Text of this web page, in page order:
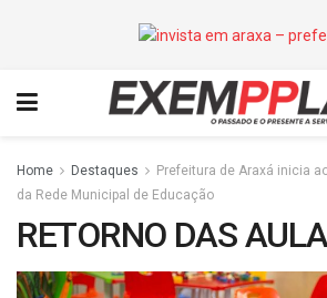
Home Destaques
Prefeitura de Araxá inicia
da Rede Municipal de Educação
RETORNO DAS